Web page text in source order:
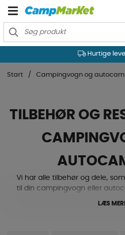
Hurtige
Start Campingvogn og
TILBEHØR OG
Vi har alle tilbehør og dele,
til din campingvogn eller
LÆS